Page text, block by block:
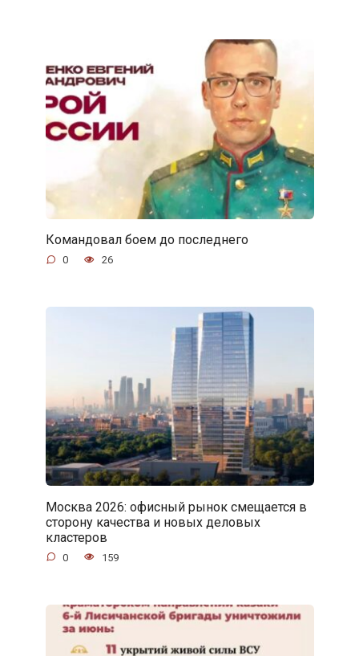
Командовал боем до последнего
0 26
Москва 2026: офисный рынок смещается в
сторону качества и новых деловых
кластеров
0 159